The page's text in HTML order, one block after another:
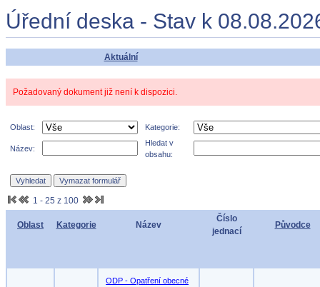
Úřední deska - Stav k
Aktuální
Požadovaný dokument již není k dispozici.
Oblast: Kategorie:
Název:
Hledat v
obsahu:
1 - 25 z 100
Oblast Kategorie Název
Číslo
jednací
Původce
ODP - Opatření obecné